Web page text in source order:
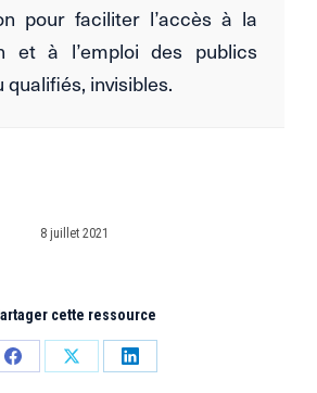
pour faciliter l’accès à la
et à l’emploi des publics
qualifiés, invisibles.
8 juillet 2021
cette ressource
PartagerPartagerPartager